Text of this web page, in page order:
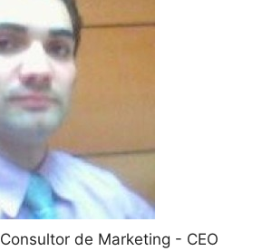
Consultor de Marketing - CEO